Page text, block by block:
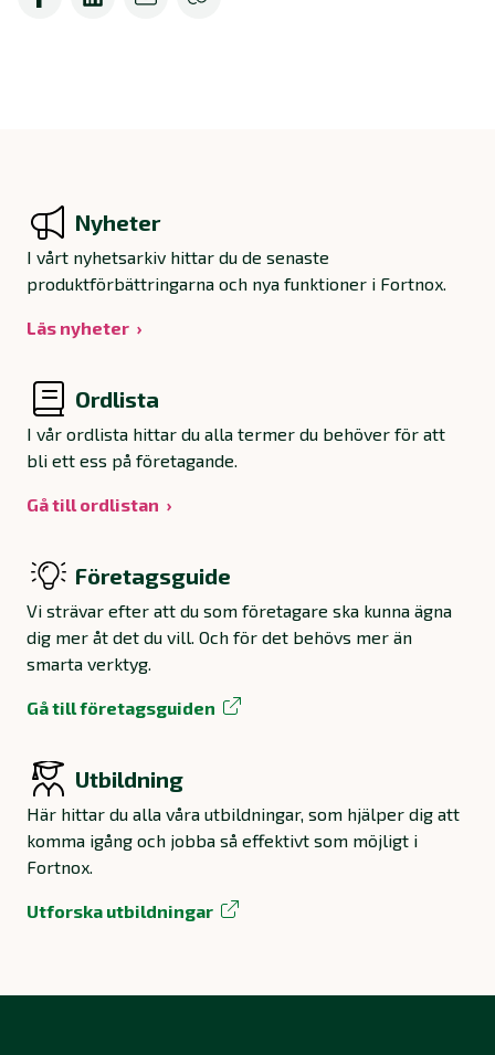
Nyheter
I vårt nyhetsarkiv hittar du de senaste
produktförbättringarna och nya funktioner i Fortnox.
Läs nyheter
Ordlista
I vår ordlista hittar du alla termer du behöver för att
bli ett ess på företagande.
Gå till ordlistan
Företagsguide
Vi strävar efter att du som företagare ska kunna ägna
dig mer åt det du vill. Och för det behövs mer än
smarta verktyg.
Gå till företagsguiden
Utbildning
Här hittar du alla våra utbildningar, som hjälper dig att
komma igång och jobba så effektivt som möjligt i
Fortnox.
Utforska utbildningar